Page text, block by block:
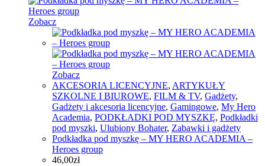
Zobacz
Zobacz
AKCESORIA LICENCYJNE, ARTYKUŁY
SZKOLNE I BIUROWE, FILM & TV, Gadżety,
Gadżety i akcesoria licencyjne, Gamingowe, My Hero
Academia, PODKŁADKI POD MYSZKĘ, Podkładki
pod myszki, Ulubiony Bohater, Zabawki i gadżety
Podkładka pod myszkę – MY HERO ACADEMIA –
Heroes group
46,00zł